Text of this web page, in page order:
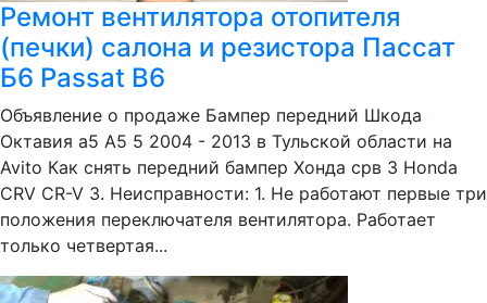
Ремонт вентилятора отопителя
(печки) салона и резистора Пассат
Б6 Passat B6
Объявление о продаже Бампер передний Шкода
Октавия а5 A5 5 2004 - 2013 в Тульской области на
Avito Как снять передний бампер Хонда срв 3 Honda
CRV CR-V 3. Неисправности: 1. Не работают первые три
положения переключателя вентилятора. Работает
только четвертая...